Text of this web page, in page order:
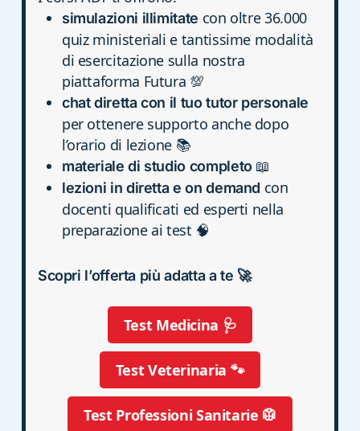
simulazioni illimitate con oltre 36.000
quiz ministeriali e tantissime modalità
di esercitazione sulla nostra
piattaforma Futura 💯
chat diretta con il tuo tutor personale
per ottenere supporto anche dopo
l’orario di lezione 📚
materiale di studio completo📖
lezioni in diretta e on demand con
docenti qualificati ed esperti nella
preparazione ai test 🧠
Scopri l’offerta più adatta a te 🚀
Test Medicina 🩺
Test Veterinaria 🐾
Test Professioni Sanitarie 🥼